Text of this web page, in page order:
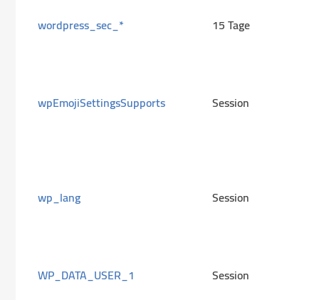
wordpress_sec_* 15 Tage
wpEmojiSettingsSupports Session
wp_lang Session
WP_DATA_USER_1 Session